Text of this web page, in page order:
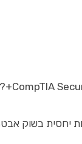
יחסית בשוק